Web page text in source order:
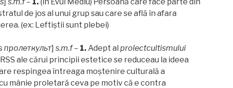
de jos al unui grup sau care se află în afara
(ex: Leftiștii sunt plebei)
пролеткульт] s.m.f– 1. Adept al prolectcultismului
ale cărui principii estetice se reduceau la ideea
respingea întreaga moștenire culturală a
mânie proletară ceva pe motiv că e contra